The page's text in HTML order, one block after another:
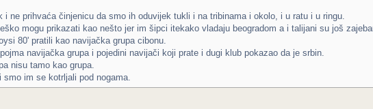
i ne prihvaća činjenicu da smo ih oduvijek tukli i na tribinama i okolo, i u ratu i u ringu.
mogu prikazati kao nešto jer im šipci itekako vladaju beogradom a i talijani su još
80' pratili kao navijačka grupa cibonu.
navijačka grupa i pojedini navijači koji prate i dugi klub pokazao da je srbin.
nisu tamo kao grupa.
im se kotrljali pod nogama.